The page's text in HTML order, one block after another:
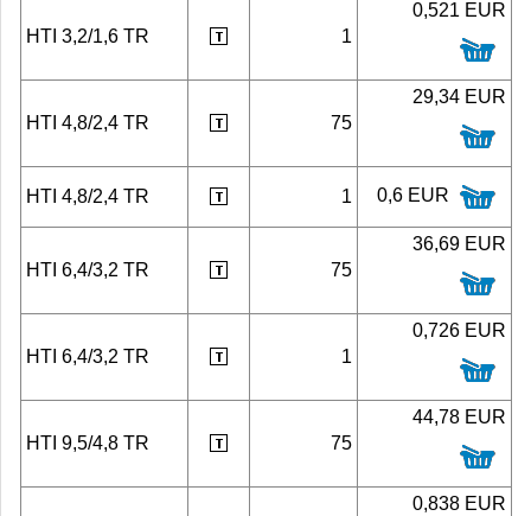
HTI 3,2/1,6 TR 1
0,521 EUR
HTI 4,8/2,4 TR 75
29,34 EUR
HTI 4,8/2,4 TR 1 0,6 EUR
HTI 6,4/3,2 TR 75
36,69 EUR
HTI 6,4/3,2 TR 1
0,726 EUR
HTI 9,5/4,8 TR 75
44,78 EUR
0,838 EUR